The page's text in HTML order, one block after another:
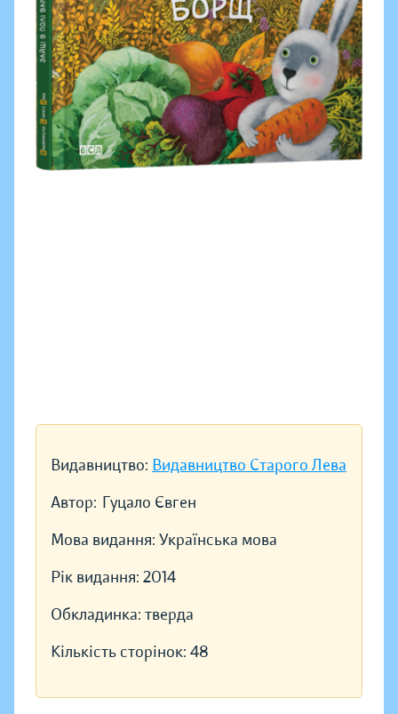
Видавництво: Видавництво Старого Лева
Автор: Гуцало Євген
Мова видання: Українська мова
Рік видання: 2014
Обкладинка: тверда
Кількість сторінок: 48